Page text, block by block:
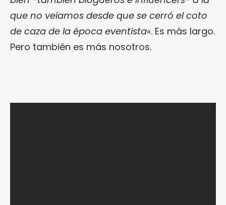
que no veíamos desde que se cerró el coto
de caza de la época eventista«. Es más largo.
Pero también es más nosotros.